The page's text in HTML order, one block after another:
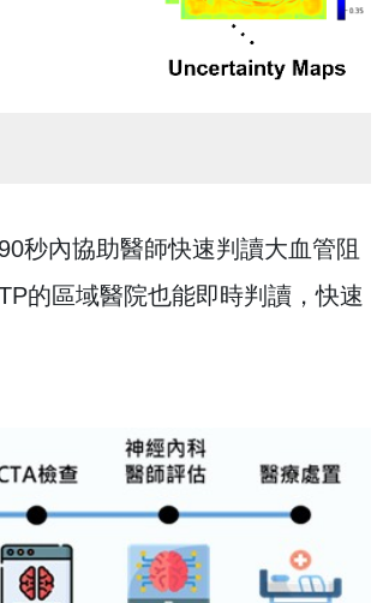
秒內協助醫師快速判讀大血管阻
的區域醫院也能即時判讀，快速